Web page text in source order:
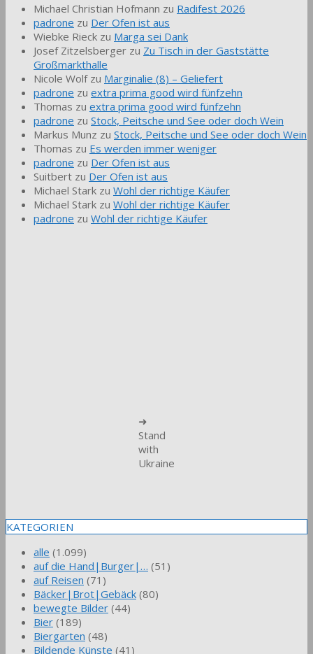
Michael Christian Hofmann zu Radifest 2026
padrone zu Der Ofen ist aus
Wiebke Rieck zu Marga sei Dank
Josef Zitzelsberger zu Zu Tisch in der Gaststätte
Großmarkthalle
Nicole Wolfzu Marginalie (8) – Geliefert
padrone zu extra prima good wird fünfzehn
Thomas zu extra prima good wird fünfzehn
padrone zu Stock, Peitsche und See oder doch Wein
Markus Munz zu Stock, Peitsche und See oder doch Wein
Thomas zu Es werden immer weniger
padrone zu Der Ofen ist aus
Suitbert zu Der Ofen ist aus
Michael Stark zu Wohl der richtige Käufer
Michael Stark zu Wohl der richtige Käufer
padrone zu Wohl der richtige Käufer
➜
Stand
with
Ukraine
KATEGORIEN
alle (1.099)
auf die Hand|Burger|… (51)
auf Reisen (71)
Bäcker|Brot|Gebäck (80)
bewegte Bilder (44)
Bier (189)
Biergarten (48)
Bildende Künste (41)